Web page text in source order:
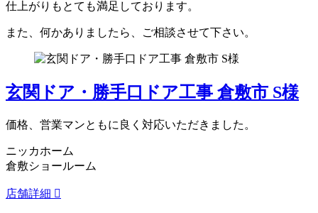
仕上がりもとても満足しております。
また、何かありましたら、ご相談させて下さい。
玄関ドア・勝手口ドア工事 倉敷市 S様
価格、営業マンともに良く対応いただきました。
ニッカホーム
倉敷ショールーム
店舗詳細